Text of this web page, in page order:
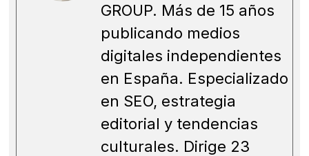
GROUP. Más de 15 años
publicando medios
digitales independientes
en España. Especializado
en SEO, estrategia
editorial y tendencias
culturales. Dirige 23